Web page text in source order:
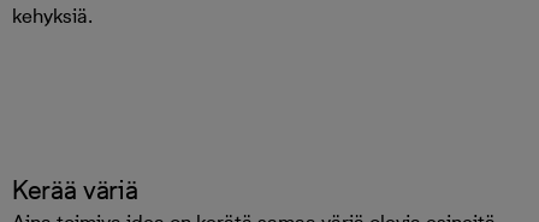
kehyksiä.
Kerää väriä